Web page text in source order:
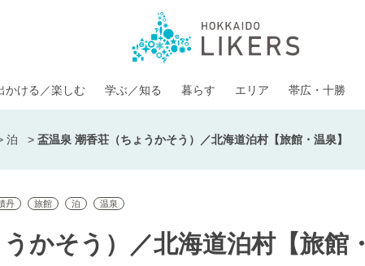
かける／楽しむ 学ぶ／知る 暮らす エリア 帯広・十勝
泊 > 盃温泉 潮香荘（ちょうかそう）／北海道泊村【旅館・温泉】
丹 旅館 泊 温泉
かそう）／北海道泊村【旅館・